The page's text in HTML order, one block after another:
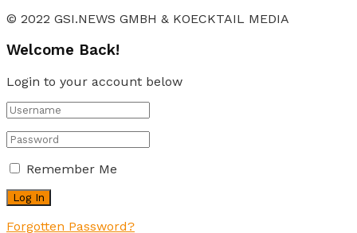
© 2022 GSI.NEWS GMBH & KOECKTAIL MEDIA
Welcome Back!
Login to your account below
Remember Me
Forgotten Password?